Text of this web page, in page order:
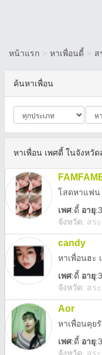
หน้าแรก > หาเพื่อนดี้ > ส
ค้นหาเพื่อน
หาเพื่อน เพศดี้ ในจังหวัด
โสดหาแฟน
เพศ:ดี้ อายุ
จังหวัด: สร
candy
หาเพื่อนฮะ
เพศ:ดี้ อายุ
จังหวัด: สร
Aor
หาเพื่อน​คุย
เพศ:ดี้ อายุ